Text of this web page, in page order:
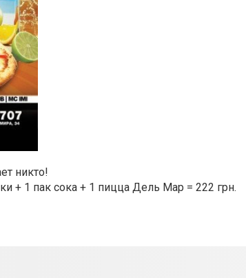
никто!
+ 1 пак сока + 1 пицца Дель Мар = 222 грн.